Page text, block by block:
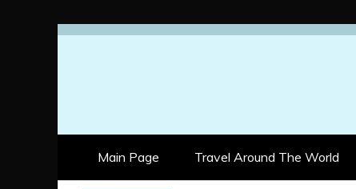
Skip
Main Page Travel Around The World